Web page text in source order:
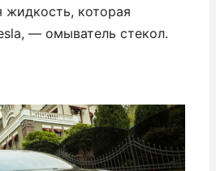
жидкость, которая
— омыватель стекол.